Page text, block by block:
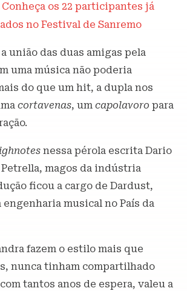
Conheça os 22 participantes já
no Festival de Sanremo
união das duas amigas pela
uma música não poderia
do que um hit, a dupla nos
cortavenas, um capolavoro para
nessa pérola escrita Dario
magos da indústria
ficou a cargo de Dardust,
musical no País da
fazem o estilo mais que
nunca tinham compartilhado
tantos anos de espera, valeu a